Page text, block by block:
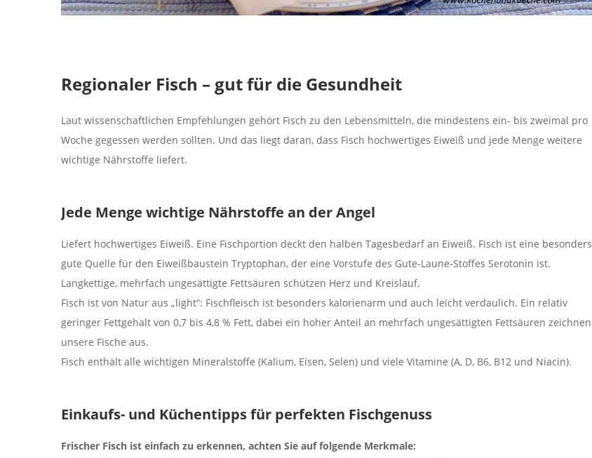
Regionaler Fisch – gut für die Gesundheit
Laut wissenschaftlichen Empfehlungen gehört Fisch zu den Lebensmitteln, die mindestens ein- bis zweimal pro
Woche gegessen werden sollten. Und das liegt daran, dass Fisch hochwertiges Eiweiß und jede Menge weitere
wichtige Nährstoffe liefert.
Jede Menge wichtige Nährstoffe an der Angel
Liefert hochwertiges Eiweiß. Eine Fischportion deckt den halben Tagesbedarf an Eiweiß. Fisch ist eine besonders
gute Quelle für den Eiweißbaustein Tryptophan, der eine Vorstufe des Gute-Laune-Stoffes Serotonin ist.
Langkettige, mehrfach ungesättigte Fettsäuren schützen Herz und Kreislauf.
Fisch ist von Natur aus „light“: Fischfleisch ist besonders kalorienarm und auch leicht verdaulich. Ein relativ
geringer Fettgehalt von 0,7 bis 4,8 % Fett, dabei ein hoher Anteil an mehrfach ungesättigten Fettsäuren zeichnen
unsere Fische aus.
Fisch enthält alle wichtigen Mineralstoffe (Kalium, Eisen, Selen) und viele Vitamine (A, D, B6, B12 und Niacin).
Einkaufs- und Küchentipps für perfekten Fischgenuss
Frischer Fisch ist einfach zu erkennen, achten Sie auf folgende Merkmale: